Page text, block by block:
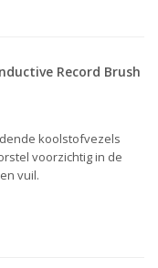
Record Brush
koolstofvezels
voorzichtig in de
vuil.